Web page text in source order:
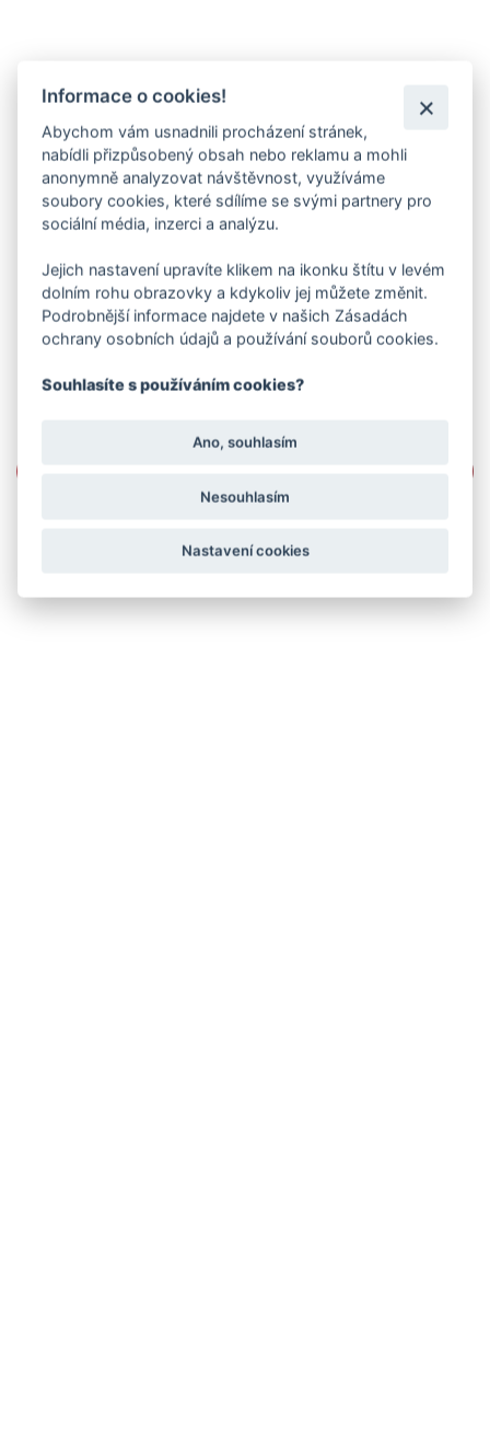
Informace o cookies!
Abychom vám usnadnili procházení stránek,
nabídli přizpůsobený obsah nebo reklamu a mohli
anonymně analyzovat návštěvnost, využíváme
soubory cookies, které sdílíme se svými partnery pro
sociální média, inzerci a analýzu.
Jejich nastavení upravíte klikem na ikonku štítu v levém
dolním rohu obrazovky a kdykoliv jej můžete změnit.
Podrobnější informace najdete v našich Zásadách
ochrany osobních údajů a používání souborů cookies.
Souhlasíte s používáním cookies?
Ano, souhlasím
Nesouhlasím
Nastavení cookies